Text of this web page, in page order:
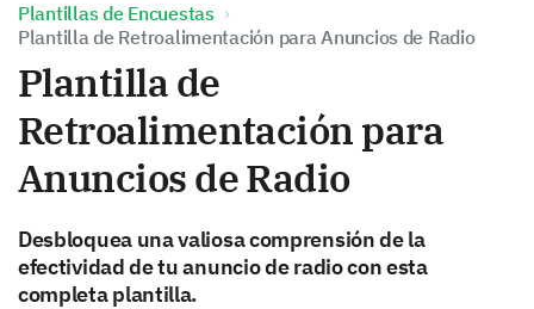
Plantillas de Encuestas
Plantilla de Retroalimentación para Anuncios de Radio
Plantilla de
Retroalimentación para
Anuncios de Radio
Desbloquea una valiosa comprensión de la
efectividad de tu anuncio de radio con esta
completa plantilla.